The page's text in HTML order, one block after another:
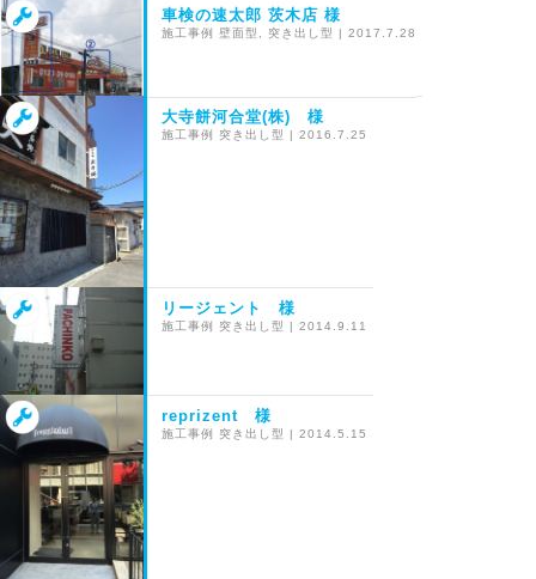
車検の速太郎 茨木店 様
施工事例 壁面型 , 突き出し型 2017.7.28
大寺餅河合堂(株) 様
施工事例 突き出し型 2016.7.25
リージェント 様
施工事例 突き出し型 2014.9.11
reprizent 様
施工事例 突き出し型 2014.5.15